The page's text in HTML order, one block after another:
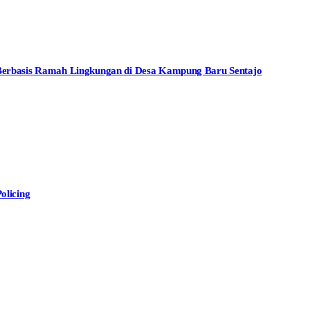
Ramah Lingkungan di Desa Kampung Baru Sentajo